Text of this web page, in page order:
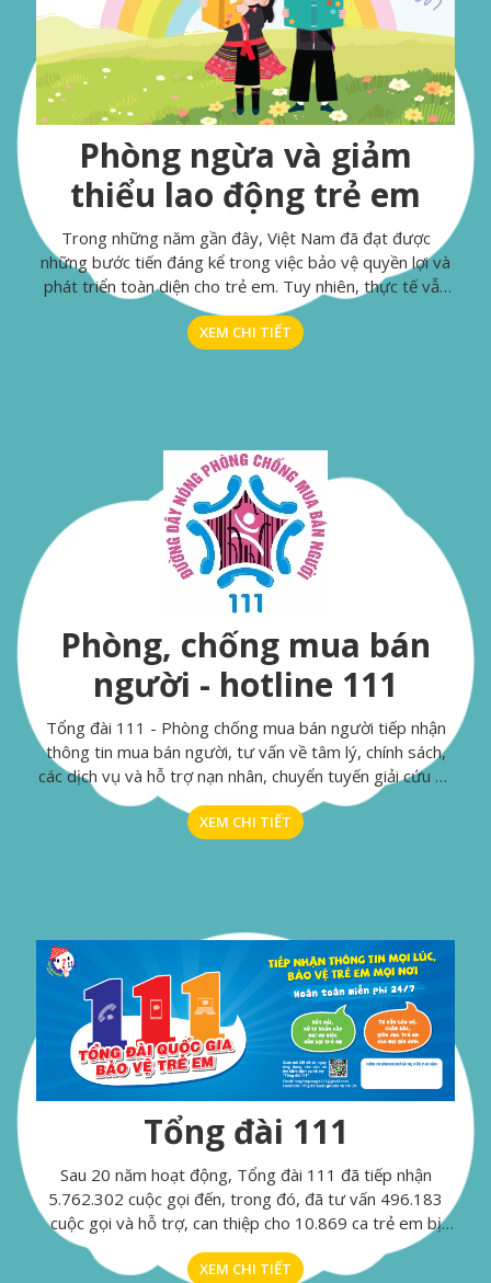
Phòng ngừa và giảm
thiểu lao động trẻ em
Trong những năm gần đây, Việt Nam đã đạt được
những bước tiến đáng kể trong việc bảo vệ quyền lợi và
phát triển toàn diện cho trẻ em. Tuy nhiên, thực tế vẫn
còn nhiều thách thức, đặc biệt là vấn đề lao động trẻ em
- một vấn đề nhạy cảm và nghiêm trọng đòi hỏi sự chú ý
XEM CHI TIẾT
Phòng, chống mua bán
người - hotline 111
Tổng đài 111 - Phòng chống mua bán người tiếp nhận
thông tin mua bán người, tư vấn về tâm lý, chính sách,
các dịch vụ và hỗ trợ nạn nhân, chuyển tuyến giải cứu và
hỗ trợ nạn nhân của mua bán người.
XEM CHI TIẾT
Tổng đài 111
Sau 20 năm hoạt động, Tổng đài 111 đã tiếp nhận
5.762.302 cuộc gọi đến, trong đó, đã tư vấn 496.183
cuộc gọi và hỗ trợ, can thiệp cho 10.869 ca trẻ em bị
xâm hại, bị bạo lực, bị mua bán, bị bóc lột, trẻ em có
hoàn cảnh khó khăn và vi phạm quyền trẻ em
XEM CHI TIẾT